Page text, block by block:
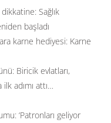
Sağlık
başladı
karne hediyesi: Karne
Biricik evlatları,
adımı attı…
‘Patronları geliyor